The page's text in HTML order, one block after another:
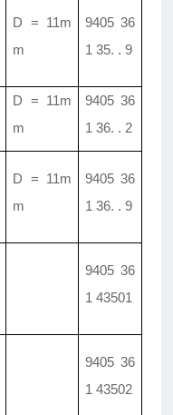
D = 11m
m
9405 36
1 35. . 9
D = 11m
m
9405 36
1 36. . 2
D = 11m
m
9405 36
1 36. . 9
9405 36
1 43501
9405 36
1 43502